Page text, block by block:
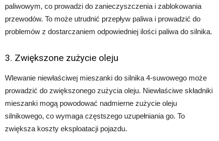
paliwowym, co prowadzi do zanieczyszczenia i zablokowania
przewodów. To może utrudnić przepływ paliwa i prowadzić do
problemów z dostarczaniem odpowiedniej ilości paliwa do silnika.
3. Zwiększone zużycie oleju
Wlewanie niewłaściwej mieszanki do silnika 4-suwowego może
prowadzić do zwiększonego zużycia oleju. Niewłaściwe składniki
mieszanki mogą powodować nadmierne zużycie oleju
silnikowego, co wymaga częstszego uzupełniania go. To
zwiększa koszty eksploatacji pojazdu.